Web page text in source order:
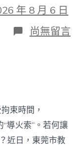
年 8 月 6 日
在
〈若
治
理
難
題？
尚無留言
束時間，
導火索”。若何讓
近日，東莞市教